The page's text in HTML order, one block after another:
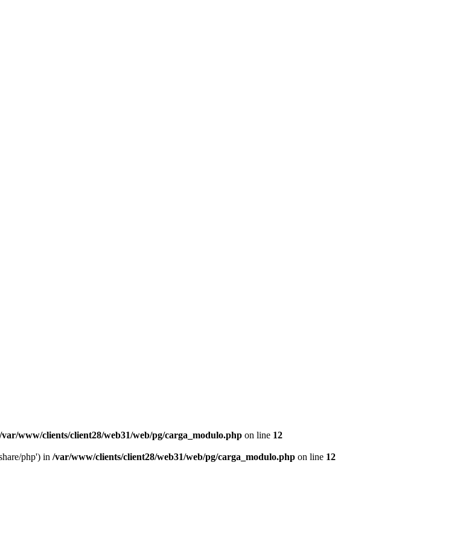
/var/www/clients/client28/web31/web/pg/carga_modulo.php on line 12
php') in /var/www/clients/client28/web31/web/pg/carga_modulo.php on line 12